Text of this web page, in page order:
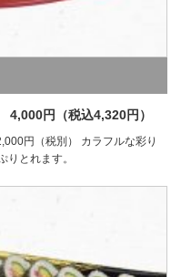
円（税込4,320円）
円（税別） カラフルな彩り
りとれます。